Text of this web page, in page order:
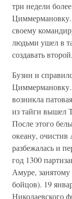
три недели
Циммермановку.
своему
людьми ушел в
создавать
Бузин и
Циммермановку.
возникла
из тайги вышел
После этого
океану,
разбежалась и
год 1300
Амуре,
бойцов). 19
Николаевского